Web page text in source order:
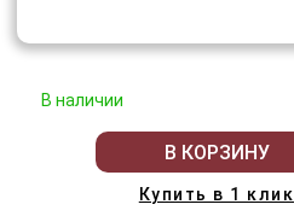
В наличии
В КОРЗИНУ
Купить в 1 клик